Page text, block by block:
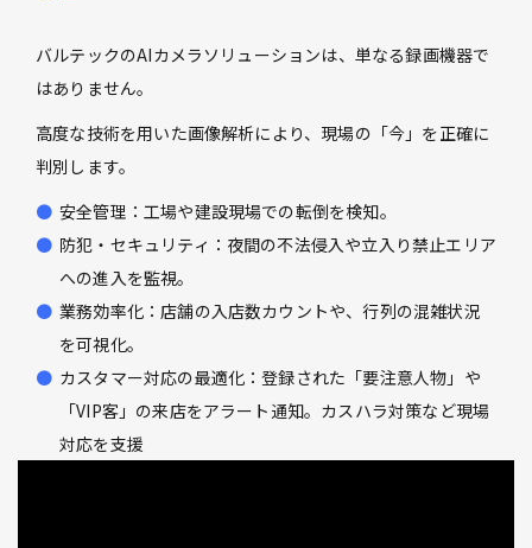
バルテックのAIカメラソリューションは、単なる録画機器で
はありません。
高度な技術を用いた画像解析により、現場の「今」を正確に
判別します。
安全管理：工場や建設現場での転倒を検知。
防犯・セキュリティ：夜間の不法侵入や立入り禁止エリア
への進入を監視。
業務効率化：店舗の入店数カウントや、行列の混雑状況
を可視化。
カスタマー対応の最適化：登録された「要注意人物」や
「VIP客」の来店をアラート通知。カスハラ対策など現場
対応を支援